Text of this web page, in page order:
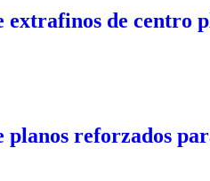
extrafinos de centro
planos reforzados